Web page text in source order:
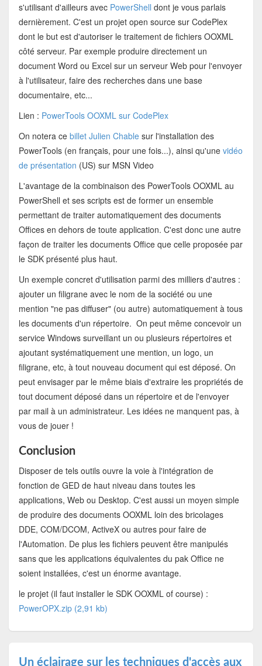
s'utilisant d'ailleurs avec PowerShell dont je vous parlais
dernièrement. C'est un projet open source sur CodePlex
dont le but est d'autoriser le traitement de fichiers OOXML
côté serveur. Par exemple produire directement un
document Word ou Excel sur un serveur Web pour l'envoyer
à l'utilisateur, faire des recherches dans une base
documentaire, etc...
Lien : PowerTools OOXML sur CodePlex
On notera ce billet Julien Chablesur l'installation des
PowerTools (en français, pour une fois...), ainsi qu'une vidéo
de présentation (US) sur MSN Video
L'avantage de la combinaison des PowerTools OOXML au
PowerShell et ses scripts est de former un ensemble
permettant de traiter automatiquement des documents
Offices en dehors de toute application. C'est donc une autre
façon de traiter les documents Office que celle proposée par
le SDK présenté plus haut.
Un exemple concret d'utilisation parmi des milliers d'autres :
ajouter un filigrane avec le nom de la société ou une
mention "ne pas diffuser" (ou autre) automatiquement à tous
les documents d'un répertoire. On peut même concevoir un
service Windows surveillant un ou plusieurs répertoires et
ajoutant systématiquement une mention, un logo, un
filigrane, etc, à tout nouveau document qui est déposé. On
peut envisager par le même biais d'extraire les propriétés de
tout document déposé dans un répertoire et de l'envoyer
par mail à un administrateur. Les idées ne manquent pas, à
vous de jouer !
Conclusion
Disposer de tels outils ouvre la voie à l'intégration de
fonction de GED de haut niveau dans toutes les
applications, Web ou Desktop. C'est aussi un moyen simple
de produire des documents OOXML loin des bricolages
DDE, COM/DCOM, ActiveX ou autres pour faire de
l'Automation. De plus les fichiers peuvent être manipulés
sans que les applications équivalentes du pak Office ne
soient installées, c'est un énorme avantage.
le projet (il faut installer le SDK OOXML of course) :
PowerOPX.zip (2,91 kb)
Un éclairage sur les techniques d'accès aux